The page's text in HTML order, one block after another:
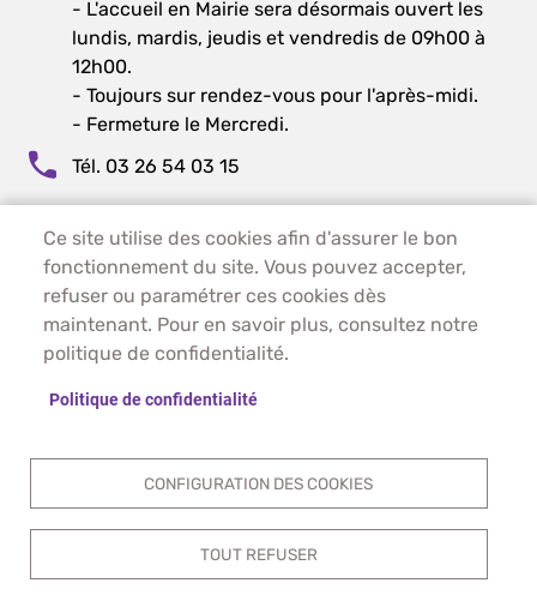
- L'accueil en Mairie sera désormais ouvert les
lundis, mardis, jeudis et vendredis de 09h00 à
12h00.
- Toujours sur rendez-vous pour l'après-midi.
- Fermeture le Mercredi.
Tél. 03 26 54 03 15
Ce site utilise des cookies afin d'assurer le bon
fonctionnement du site. Vous pouvez accepter,
refuser ou paramétrer ces cookies dès
maintenant. Pour en savoir plus, consultez notre
politique de confidentialité.
Politique de confidentialité
CONFIGURATION DES COOKIES
TOUT REFUSER
PIED DE PAGE - PIERRY
ACCUEIL
PLAN DU SITE
CONTACT
MENTIONS LÉGALES
ACCESSIBILITÉ